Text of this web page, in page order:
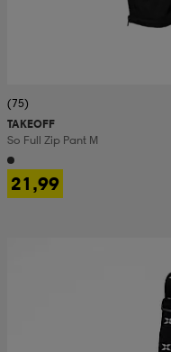
(75)
TAKEOFF
So Full Zip Pant M
21,99